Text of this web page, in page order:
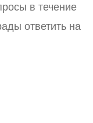
в течение
ответить на